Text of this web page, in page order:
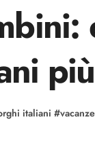
italiani #